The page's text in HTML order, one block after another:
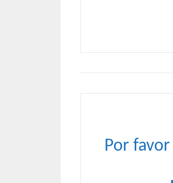
Por